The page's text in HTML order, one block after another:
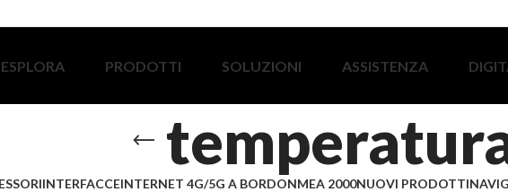
ESPLORA PRODOTTI SOLUZIONI ASSISTENZA
INTERFACCEINTERNET 4G/5G A BORDONMEA 2000NUOVI PRODOTTI